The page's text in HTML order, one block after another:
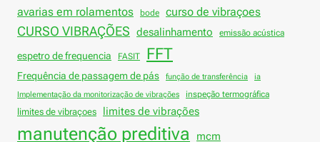
avarias em rolamentos bode curso de vibraçoes
CURSO VIBRAÇÕES desalinhamento emissão acústica
espetro de frequencia FASIT FFT
Frequência de passagem de pás função de transferência
ia
Implementação da monitorização de vibrações
inspeção termográfica
limites de vibraçoes limites de vibrações
manutenção preditiva mcm